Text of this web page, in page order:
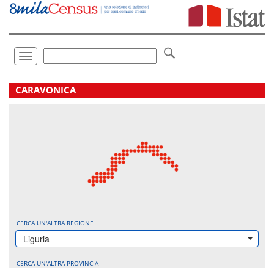
Vai
direttamente
Toggle
navigation
.
CARAVONICA
CERCA UN'ALTRA REGIONE
Liguria
CERCA UN'ALTRA PROVINCIA